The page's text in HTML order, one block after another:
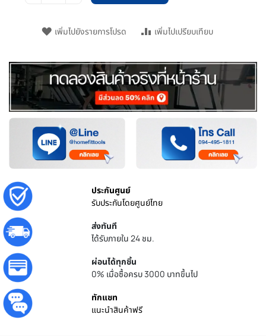
เพิ่มไปยังรายการโปรด เพิ่มไปเปรียบเทียบ
ประกันศูนย์
รับประกันโดยศูนย์ไทย
ส่งทันที
ได้รับภายใน 24 ชม.
ผ่อนได้ทุกชิ้น
0% เมื่อซื้อครบ 3000 บาทขึ้นไป
ทักแชท
แนะนำสินค้าฟรี